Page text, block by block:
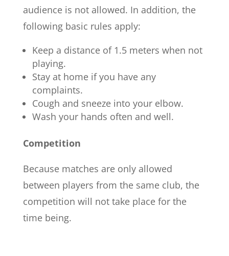
audience is not allowed. In addition, the
following basic rules apply:
Keep a distance of 1.5 meters when not
playing.
Stay at home if you have any
complaints.
Cough and sneeze into your elbow.
Wash your hands often and well.
Competition
Because matches are only allowed
between players from the same club, the
competition will not take place for the
time being.